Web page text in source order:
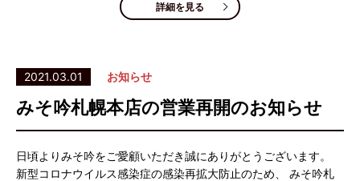
詳細を見る
2021.03.01 お知らせ
みそ吟札幌本店の営業再開のお知らせ
日頃よりみそ吟をご愛顧いただき誠にありがとうございます。
新型コロナウイルス感染症の感染再拡大防止のため、 みそ吟札